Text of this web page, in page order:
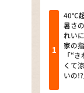
40℃
暑さ
れい
家の
「“
くて
いの!?